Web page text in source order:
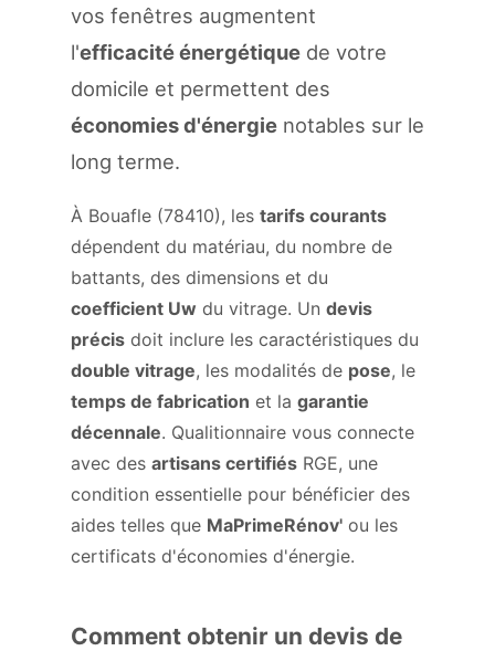
vos fenêtres augmentent
l'efficacité énergétique de votre
domicile et permettent des
économies d'énergie notables sur le
long terme.
À Bouafle (78410), les tarifs courants
dépendent du matériau, du nombre de
battants, des dimensions et du
coefficient Uw du vitrage. Un devis
précis doit inclure les caractéristiques du
double vitrage, les modalités de pose, le
temps de fabrication et la garantie
décennale. Qualitionnaire vous connecte
avec des artisans certifiés RGE, une
condition essentielle pour bénéficier des
aides telles que MaPrimeRénov' ou les
certificats d'économies d'énergie.
Comment obtenir un devis de